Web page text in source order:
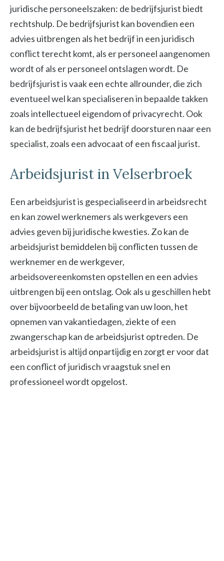
juridische personeelszaken: de bedrijfsjurist biedt
rechtshulp. De bedrijfsjurist kan bovendien een
advies uitbrengen als het bedrijf in een juridisch
conflict terecht komt, als er personeel aangenomen
wordt of als er personeel ontslagen wordt. De
bedrijfsjurist is vaak een echte allrounder, die zich
eventueel wel kan specialiseren in bepaalde takken
zoals intellectueel eigendom of privacyrecht. Ook
kan de bedrijfsjurist het bedrijf doorsturen naar een
specialist, zoals een advocaat of een fiscaal jurist.
Arbeidsjurist in Velserbroek
Een arbeidsjurist is gespecialiseerd in arbeidsrecht
en kan zowel werknemers als werkgevers een
advies geven bij juridische kwesties. Zo kan de
arbeidsjurist bemiddelen bij conflicten tussen de
werknemer en de werkgever,
arbeidsovereenkomsten opstellen en een advies
uitbrengen bij een ontslag. Ook als u geschillen hebt
over bijvoorbeeld de betaling van uw loon, het
opnemen van vakantiedagen, ziekte of een
zwangerschap kan de arbeidsjurist optreden. De
arbeidsjurist is altijd onpartijdig en zorgt er voor dat
een conflict of juridisch vraagstuk snel en
professioneel wordt opgelost.